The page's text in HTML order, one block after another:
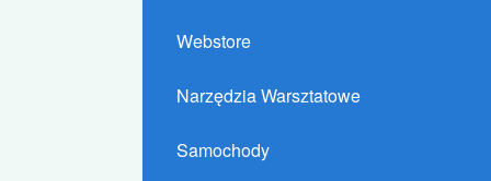
Webstore
Narzędzia Warsztatowe
Samochody